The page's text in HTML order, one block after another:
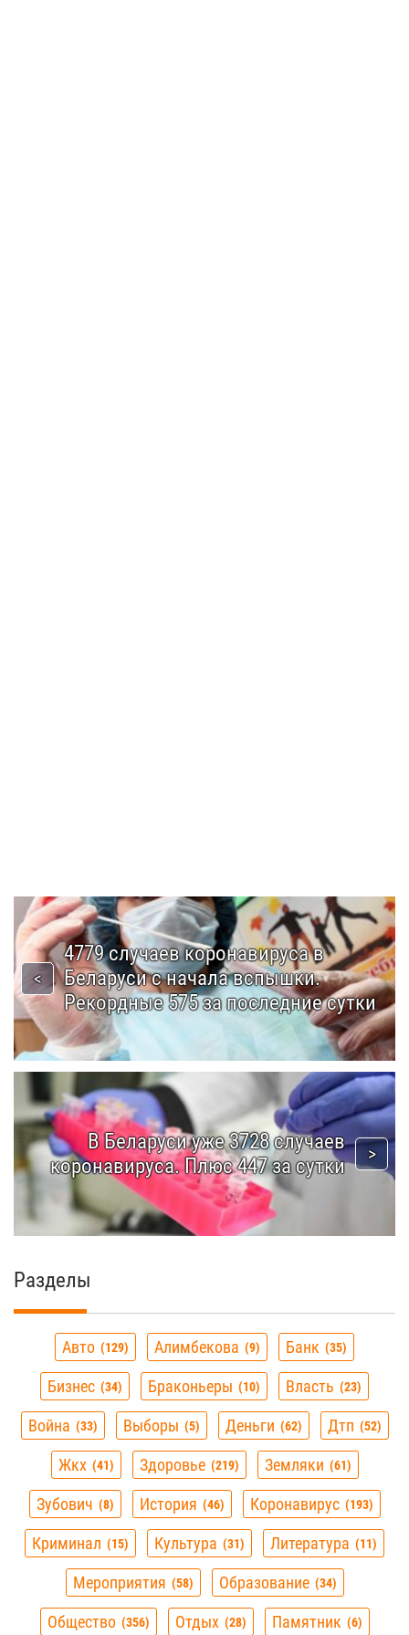
4779 случаев коронавируса в
Беларуси с начала вспышки.
Рекордные 575 за последние сутки
В Беларуси уже 3728 случаев
коронавируса. Плюс 447 за сутки
Разделы
Авто 129 Алимбекова 9 Банк 35
Бизнес 34 Браконьеры 10 Власть 23
Война 33 Выборы 5 Деньги 62 Дтп 52
Жкх 41 Здоровье 219 Земляки 61
Зубович 8 История 46 Коронавирус 193
Криминал 15 Культура 31 Литература 11
Мероприятия 58 Образование 34
Общество 356 Отдых 28 Памятник 6